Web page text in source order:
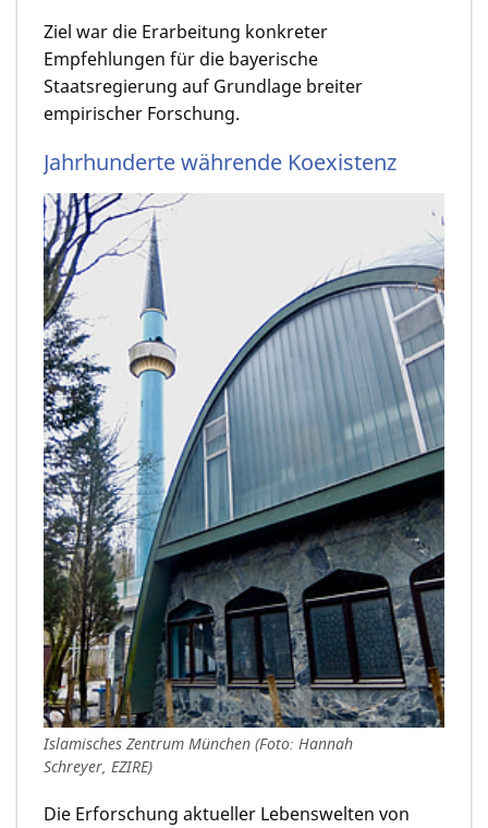
Ziel war die Erarbeitung konkreter
Empfehlungen für die bayerische
Staatsregierung auf Grundlage breiter
empirischer Forschung.
Jahrhunderte währende Koexistenz
Islamisches Zentrum München (Foto: Hannah
Schreyer, EZIRE)
Die Erforschung aktueller Lebenswelten von